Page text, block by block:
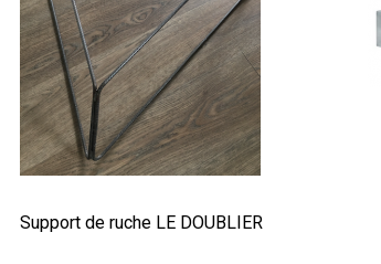
Support de ruche LE DOUBLIER